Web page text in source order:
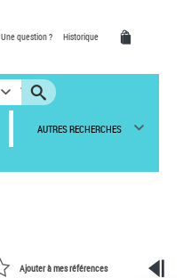
Une question ? Historique
AUTRES RECHERCHES
Ajouter à mes références